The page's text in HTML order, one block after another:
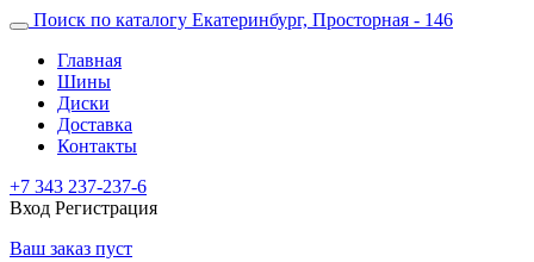
Поиск по каталогу Екатеринбург, Просторная - 146
Главная
Шины
Диски
Доставка
Контакты
+7 343 237-237-6
Вход Регистрация
Ваш заказ пуст